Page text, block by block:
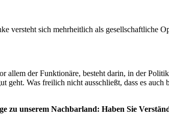
versteht sich mehrheitlich als gesellschaftliche
allem der Funktionäre, besteht darin, in der
Was freilich nicht ausschließt, dass es auch
zu unserem Nachbarland: Haben Sie